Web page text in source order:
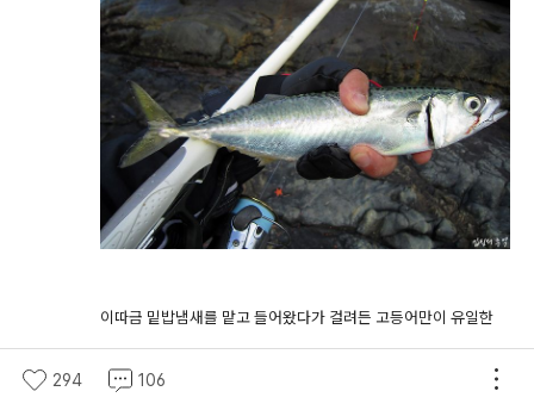
이따금 밑밥냄새를 맡고 들어왔다가 걸려든 고등어만이 유일한
입질
근데 고등어가 피눈물을 흘리고 올라오네요. 이런 ㅠㅠ
294 106